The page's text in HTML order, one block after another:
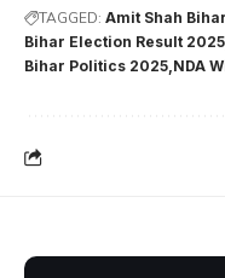
TAGGED: Amit Shah
Bihar Election Result 2025
Bihar Politics 2025 NDA